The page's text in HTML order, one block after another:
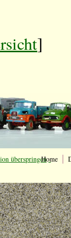
]
überspringenHome